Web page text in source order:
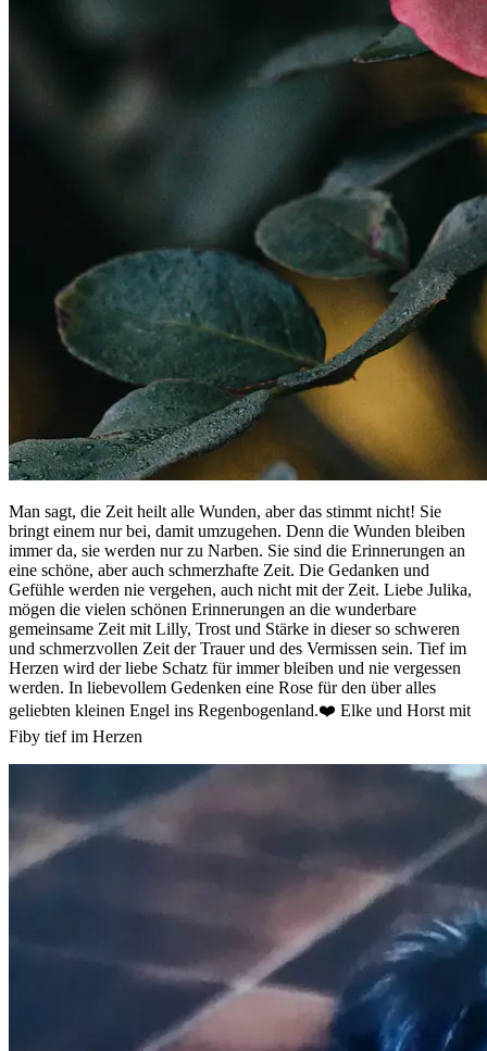
Man sagt, die Zeit heilt alle Wunden, aber das stimmt nicht! Sie
bringt einem nur bei, damit umzugehen. Denn die Wunden bleiben
immer da, sie werden nur zu Narben. Sie sind die Erinnerungen an
eine schöne, aber auch schmerzhafte Zeit. Die Gedanken und
Gefühle werden nie vergehen, auch nicht mit der Zeit. Liebe Julika,
mögen die vielen schönen Erinnerungen an die wunderbare
gemeinsame Zeit mit Lilly, Trost und Stärke in dieser so schweren
und schmerzvollen Zeit der Trauer und des Vermissen sein. Tief im
Herzen wird der liebe Schatz für immer bleiben und nie vergessen
werden. In liebevollem Gedenken eine Rose für den über alles
geliebten kleinen Engel ins Regenbogenland.❤️ Elke und Horst mit
Fiby tief im Herzen